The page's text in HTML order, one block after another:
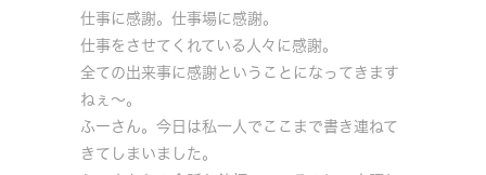
仕事に感謝。仕事場に感謝。
仕事をさせてくれている人々に感謝。
全ての出来事に感謝ということになってきます
ねぇ～。
ふーさん。今日は私一人でここまで書き連ねて
きてしまいました。